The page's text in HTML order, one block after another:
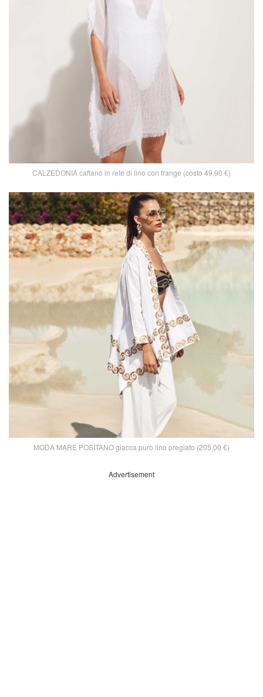
CALZEDONIA caftano in rete di lino con frange (costo 49,90 €)
MODA MARE POSITANO giacca puro lino pregiato (205,00 €)
Advertisement